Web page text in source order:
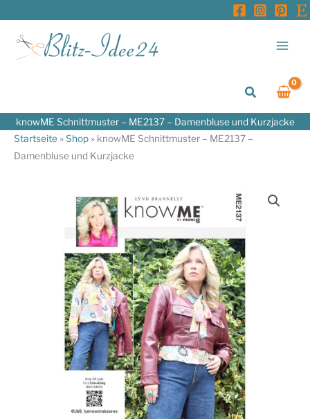
springen
Suchen
knowME Schnittmuster – ME2137 – Damenbluse und Kurzjacke
Startseite »Shop » knowME Schnittmuster – ME2137 –
Damenbluse und Kurzjacke